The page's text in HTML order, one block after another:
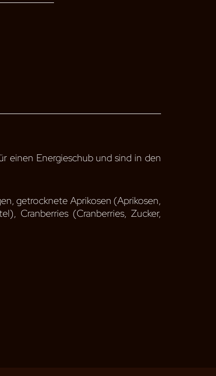
einen Energieschub und sind in den
getrocknete Aprikosen (Aprikosen,
Cranberries (Cranberries, Zucker,